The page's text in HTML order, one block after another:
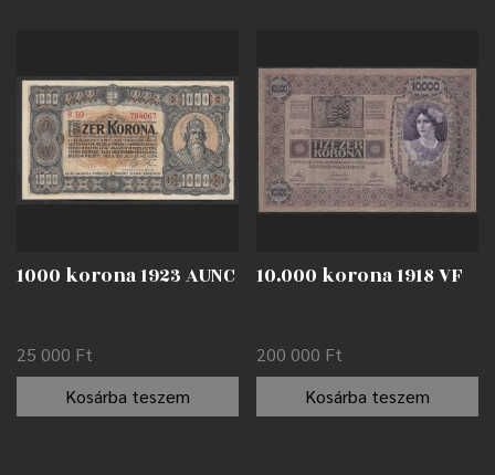
1000 korona 1923 AUNC
25 000 Ft
Kosárba teszem
10.000 korona 1918 VF
200 000 Ft
Kosárba teszem